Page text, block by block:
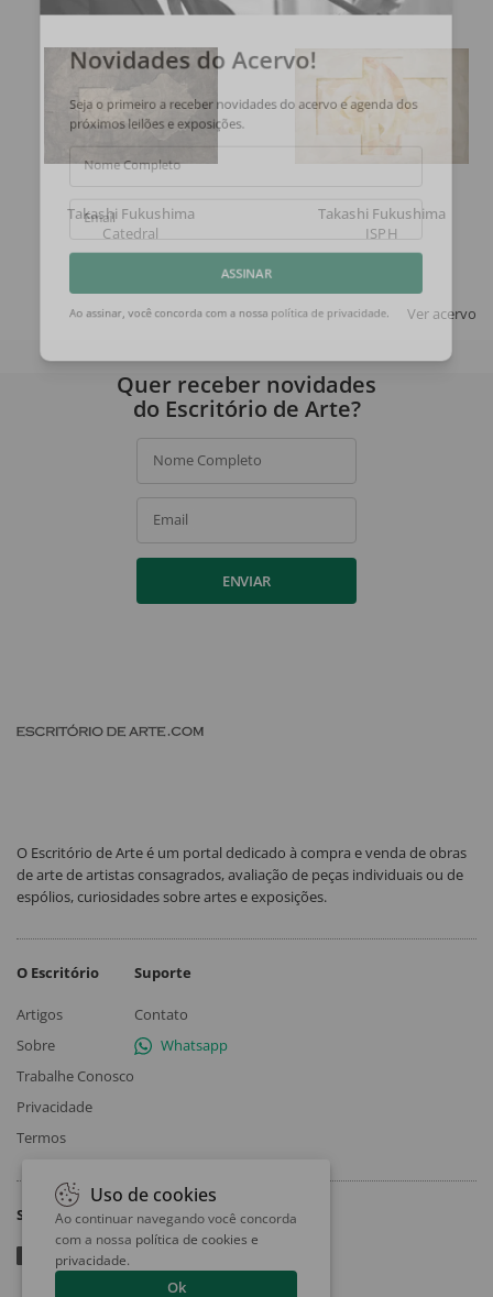
Takashi Fukushima
Catedral
Takashi Fukushima
ISPH
Ver acervo
Novidades do Acervo!
Seja o primeiro a receber novidades do acervo e agenda dos
próximos leilões e exposições.
Nome Completo
ASSINAR
Quer receber novidades
do Escritório de Arte?
Nome Completo
Email
ENVIAR
O Escritório de Arte é um portal dedicado à compra e venda de obras
de arte de artistas consagrados, avaliação de peças individuais ou de
espólios, curiosidades sobre artes e exposições.
O Escritório
Artigos
Sobre
Trabalhe Conosco
Privacidade
Termos
Suporte
Contato
Whatsapp
Siga
Uso de cookies
Ao continuar navegando você concorda
com a nossa política de cookies e
privacidade.
Ok